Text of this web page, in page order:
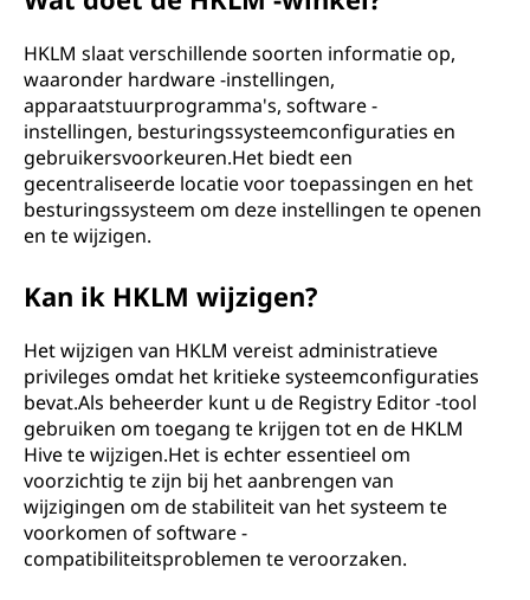
A
H
N
H
M
HKLM slaat verschillende soorten informatie op,
waaronder hardware -instellingen,
apparaatstuurprogramma's, software -
instellingen, besturingssysteemconfiguraties en
gebruikersvoorkeuren.Het biedt een
gecentraliseerde locatie voor toepassingen en het
besturingssysteem om deze instellingen te openen
en te wijzigen.
Kan ik HKLM wijzigen?
Het wijzigen van HKLM vereist administratieve
privileges omdat het kritieke systeemconfiguraties
bevat.Als beheerder kunt u de Registry Editor -tool
gebruiken om toegang te krijgen tot en de HKLM
Hive te wijzigen.Het is echter essentieel om
voorzichtig te zijn bij het aanbrengen van
wijzigingen om de stabiliteit van het systeem te
voorkomen of software -
compatibiliteitsproblemen te veroorzaken.